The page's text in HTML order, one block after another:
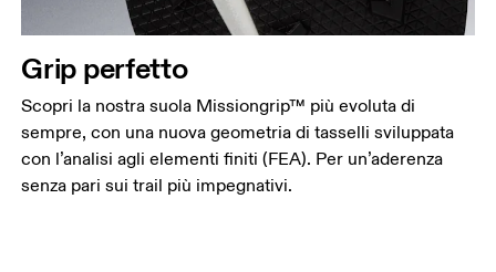
Grip perfetto
Scopri la nostra suola Missiongrip™ più evoluta di
sempre, con una nuova geometria di tasselli sviluppata
con l’analisi agli elementi finiti (FEA). Per un’aderenza
senza pari sui trail più impegnativi.